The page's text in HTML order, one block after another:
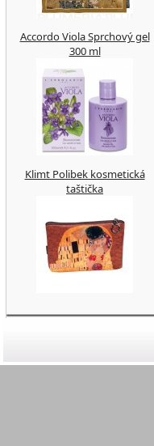
Accordo Viola Sprchový gel
300 ml
Klimt Polibek kosmetická
taštička